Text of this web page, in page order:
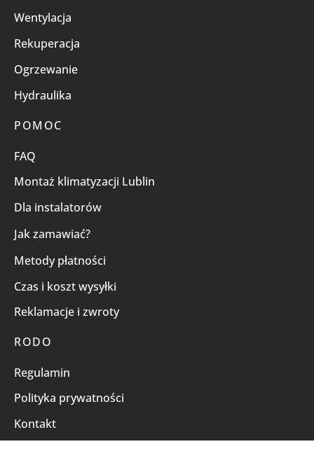
Wentylacja
Rekuperacja
Ogrzewanie
Hydraulika
POMOC
FAQ
Montaż klimatyzacji Lublin
Dla instalatorów
Jak zamawiać?
Metody płatności
Czas i koszt wysyłki
Reklamacje i zwroty
RODO
Regulamin
Polityka prywatności
Kontakt